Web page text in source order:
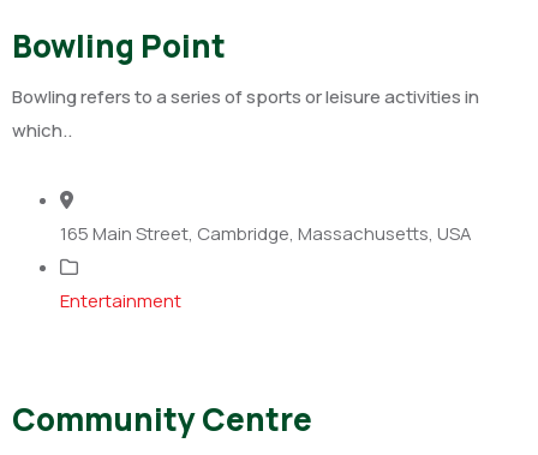
Bowling Point
Bowling refers to a series of sports or leisure activities in
which..
165 Main Street, Cambridge, Massachusetts, USA
Entertainment
Community Centre